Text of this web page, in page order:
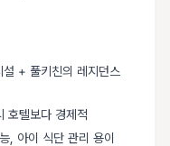
+ 풀키친의 레지던스
호텔보다 경제적
, 아이 식단 관리 용이